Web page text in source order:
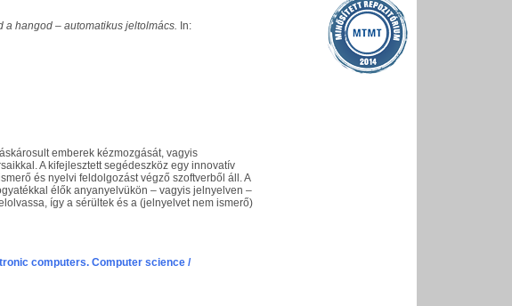
a hangod – automatikus jeltolmács. In:
emberek kézmozgását, vagyis
A kifejlesztett segédeszköz egy innovatív
és nyelvi feldolgozást végző szoftverből áll. A
élők anyanyelvükön – vagyis jelnyelven –
így a sérültek és a (jelnyelvet nem ismerő)
computers. Computer science /